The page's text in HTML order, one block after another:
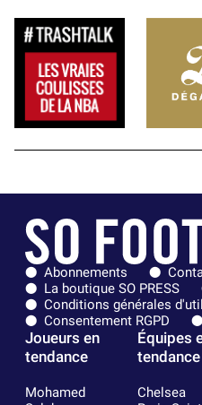
Abonnements
La boutique SO PRESS
Conditions générales
Consentement RGPD
Joueurs en
tendance
Mohamed
Équipes
tendance
Chelsea